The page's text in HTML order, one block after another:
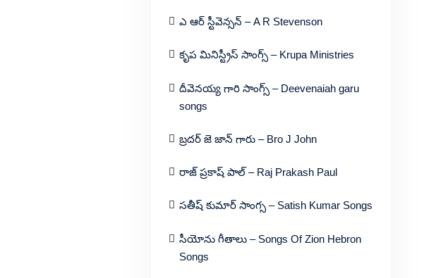
ఎ ఆర్ స్టీవెన్సన్ – A R Stevenson
కృప మినిస్ట్రీస్ సాంగ్స్ – Krupa Ministries
దీవెనయ్య గారి సాంగ్స్ – Deevenaiah garu
songs
బ్రదర్ జె జాన్ గారు – Bro J John
రాజ్ ప్రకాష్ పాల్ – Raj Prakash Paul
సతీష్ కుమార్ సాంగ్స – Satish Kumar Songs
సీయోను గీతాలు – Songs Of Zion Hebron
Songs